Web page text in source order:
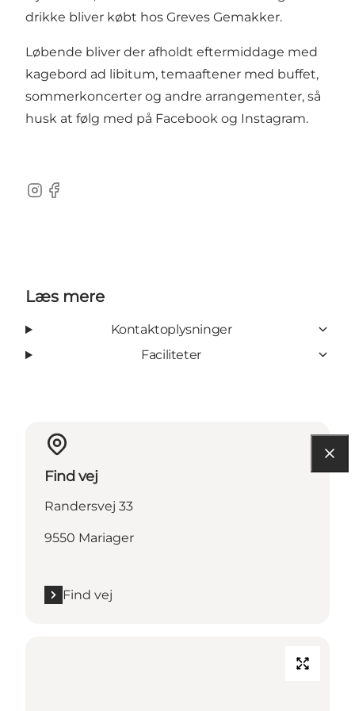
drikke bliver købt hos Greves Gemakker.
Løbende bliver der afholdt eftermiddage med
kagebord ad libitum, temaaftener med buffet,
sommerkoncerter og andre arrangementer, så
husk at følg med på Facebook og Instagram.
Instagram
Facebook
Læs mere
Kontaktoplysninger
Faciliteter
Find vej
Randersvej 33
9550 Mariager
Find vej